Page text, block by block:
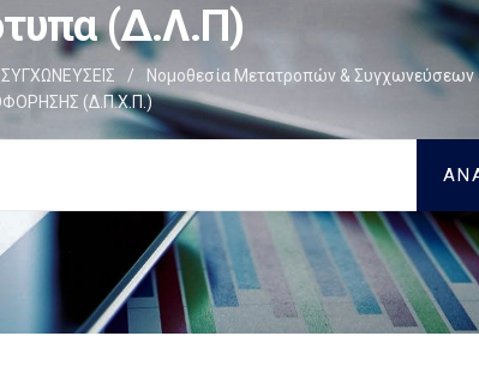
(Δ.Λ.Π)
/ Νομοθεσία Μετατροπών & Συγχωνεύσεων
(Δ.Π.Χ.Π.)